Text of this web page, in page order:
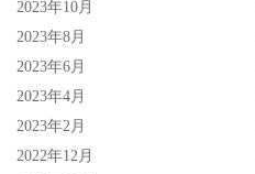
2023年10月
2023年8月
2023年6月
2023年4月
2023年2月
2022年12月